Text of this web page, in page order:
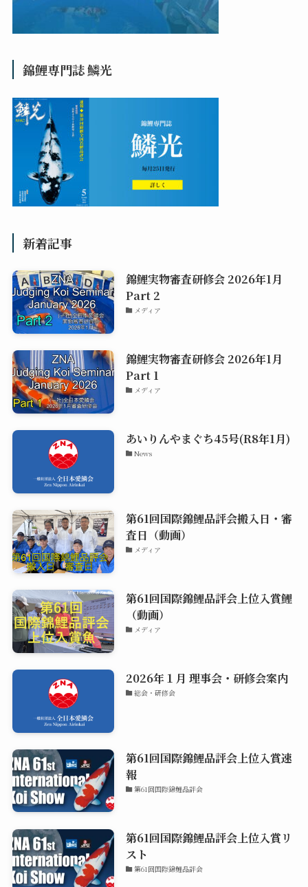
錦鯉専門誌 鱗光
新着記事
錦鯉実物審査研修会 2026年1月
Part 2
メディア
錦鯉実物審査研修会 2026年1月
Part 1
メディア
あいりんやまぐち45号(R8年1月)
News
第61回国際錦鯉品評会搬入日・審
査日（動画）
メディア
第61回国際錦鯉品評会上位入賞鯉
（動画）
メディア
2026年１月 理事会・研修会案内
総会・研修会
第61回国際錦鯉品評会上位入賞速
報
第61回国際錦鯉品評会
第61回国際錦鯉品評会上位入賞リ
スト
第61回国際錦鯉品評会